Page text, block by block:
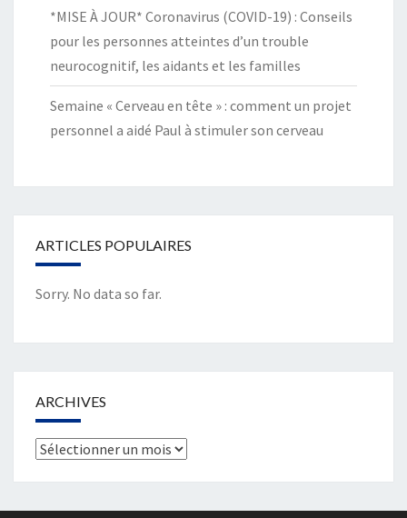
*MISE À JOUR* Coronavirus (COVID-19) : Conseils
pour les personnes atteintes d’un trouble
neurocognitif, les aidants et les familles
Semaine « Cerveau en tête » : comment un projet
personnel a aidé Paul à stimuler son cerveau
ARTICLES POPULAIRES
Sorry. No data so far.
ARCHIVES
Archives